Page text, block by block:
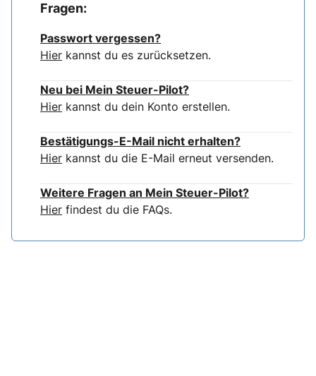
Fragen:
Passwort vergessen?
Hier kannst du es zurücksetzen.
Neu bei Mein Steuer-Pilot?
Hier kannst du dein Konto erstellen.
Bestätigungs-E-Mail nicht erhalten?
Hier kannst du die E-Mail erneut versenden.
Weitere Fragen an Mein Steuer-Pilot?
Hier findest du die FAQs.